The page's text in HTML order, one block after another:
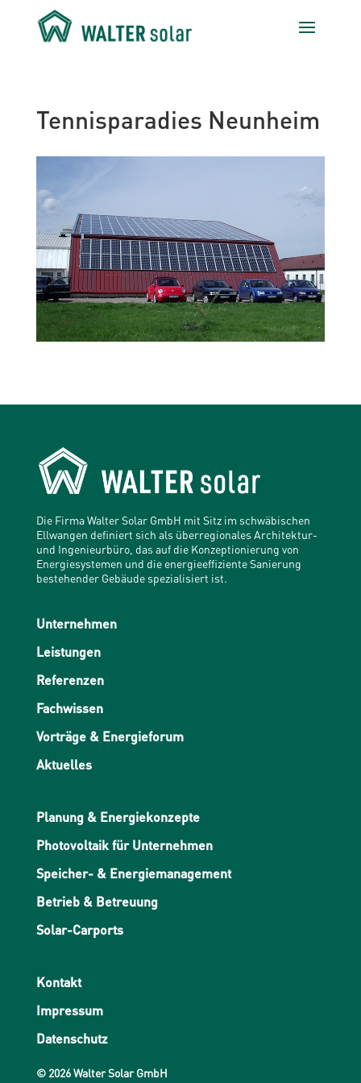
Tennisparadies Neunheim
Die Firma Walter Solar GmbH mit Sitz im schwäbischen
Ellwangen definiert sich als überregionales Architektur-
und Ingenieurbüro, das auf die Konzeptionierung von
Energiesystemen und die energieeffiziente Sanierung
bestehender Gebäude spezialisiert ist.
Unternehmen
Leistungen
Referenzen
Fachwissen
Vorträge & Energieforum
Aktuelles
Planung & Energiekonzepte
Photovoltaik für Unternehmen
Speicher- & Energiemanagement
Betrieb & Betreuung
Solar-Carports
Kontakt
Impressum
Datenschutz
© 2026 Walter Solar GmbH